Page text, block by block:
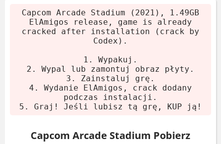
Pobierz archiwum.
Wypakuj pliki (7-Zip lub WinRAR).
Uruchom instalator lub zamontuj
Po instalacji gra jest gotowa do gry.
Jeśli Ci się podoba, kup oryginał!
Wymagania systemowe
Minimalne
Capcom Arcade Stadium (2021), 1.49GB
ElAmigos release, game is already
cracked after installation (crack by
Codex).
1. Wypakuj.
2. Wypal lub zamontuj obraz płyty.
3. Zainstaluj grę.
4. Wydanie ElAmigos, crack dodany
podczas instalacji.
5. Graj! Jeśli lubisz tą grę, KUP ją!
Capcom Arcade Stadium Pobierz